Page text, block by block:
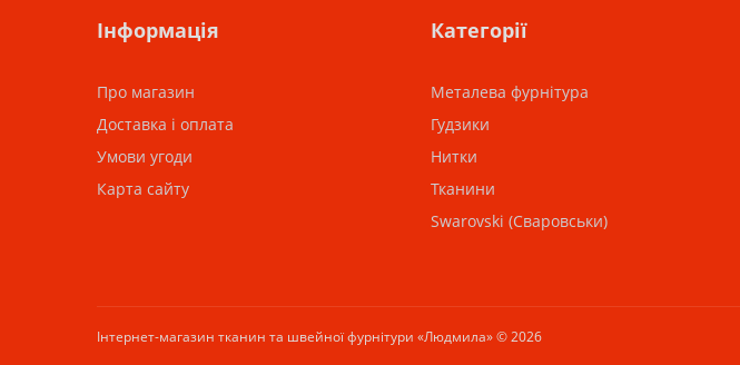
Інформація
Про магазин
Доставка і оплата
Умови угоди
Карта сайту
Категорії
Металева фурнітура
Гудзики
Нитки
Тканини
Swarovski (Сваровськи)
Інтернет-магазин тканин та швейної фурнітури «Людмила» © 2026